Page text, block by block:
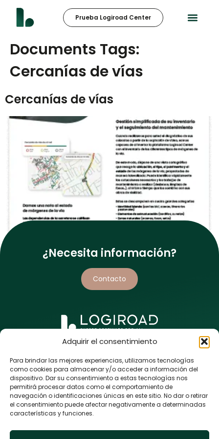
Adquirir el consentimiento
Para brindar las mejores experiencias, utilizamos tecnologías
como cookies para almacenar y/o acceder a información del
dispositivo. Dar su consentimiento a estas tecnologías nos
permitirá procesar datos como el comportamiento de
navegación o identificaciones únicas en este sitio. No dar o retirar
el consentimiento puede afectar negativamente a determinadas
características y funciones.
Prueba Logiroad Center
Documents Tags:
Cercanías de vías
Cercanías de vías
Visualice sus cercanías de vías y siga sus obras de
mantenimiento, combinadas con sus obras de carretera.
¿Necesita información?
Contacto
5 rue de l’Enclose
44118 La Chevrolière
FRANCIA
+33 (0)9 80 86 43 98